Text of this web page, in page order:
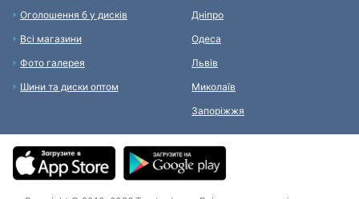
Оголошення б у дисків
Всі магазини
Фото галерея
Шини та диски оптом
Дніпро
Одеса
Львів
Миколаїв
Запоріжжя